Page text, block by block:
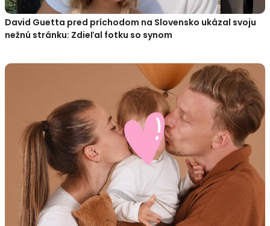
David Guetta pred príchodom na Slovensko ukázal svoju
nežnú stránku: Zdieľal fotku so synom